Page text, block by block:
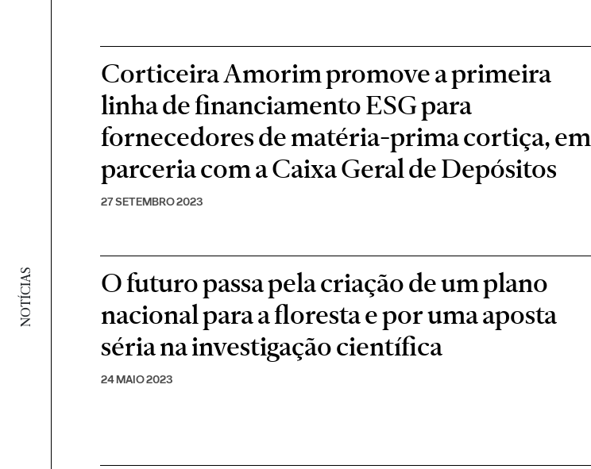
NOTÍCIAS
Corticeira Amorim promove a primeira
linha de financiamento ESG para
fornecedores de matéria-prima cortiça, em
parceria com a Caixa Geral de Depósitos
27 SETEMBRO 2023
O futuro passa pela criação de um plano
nacional para a floresta e por uma aposta
séria na investigação científica
24 MAIO 2023